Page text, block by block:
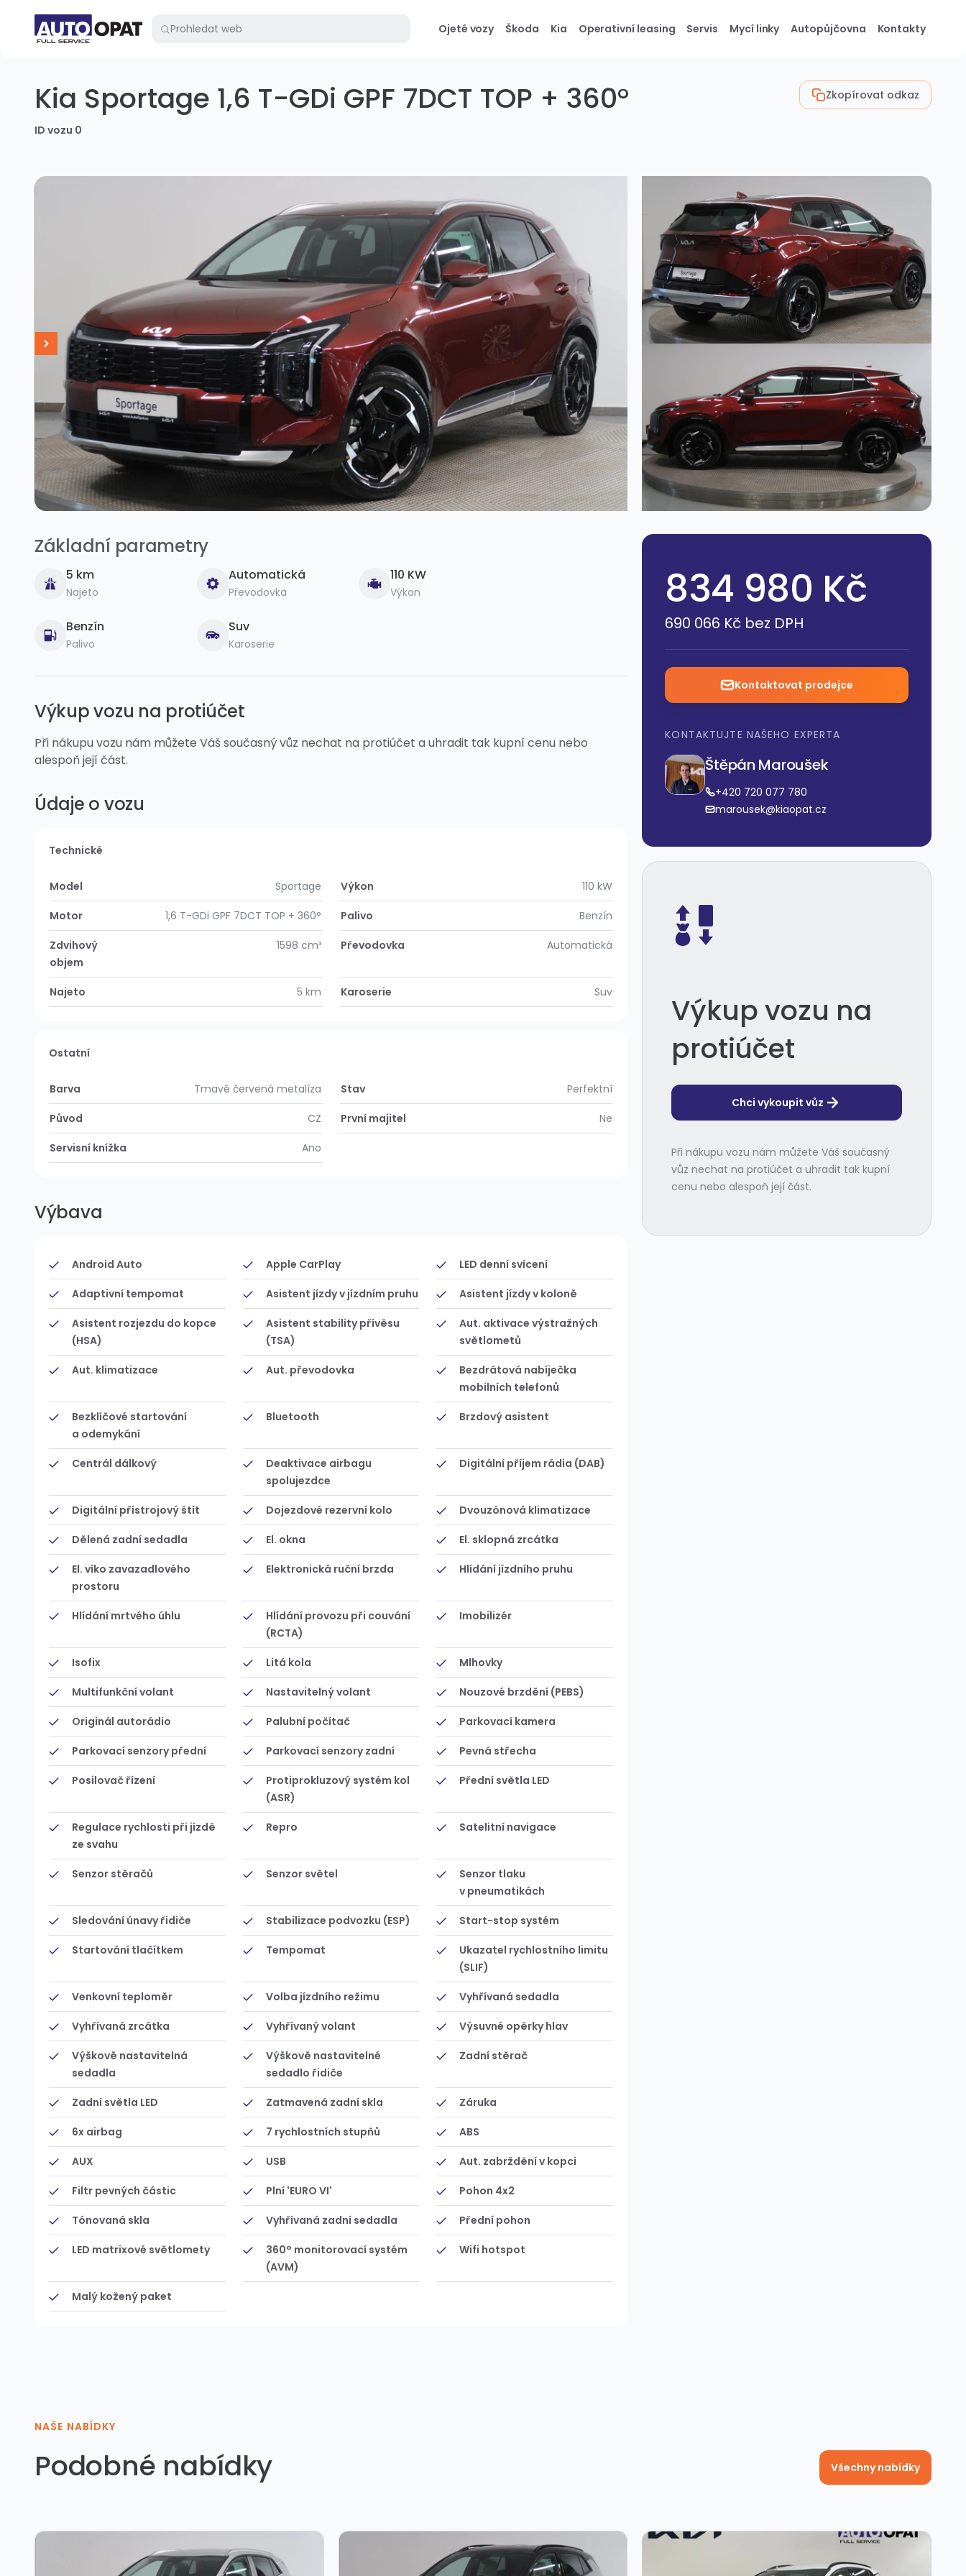
Ojeté vozy Škoda Kia Operativní leasing Servis Mycí linky Autopůjčovna Kontakty
Kia Sportage 1,6 T-GDi GPF 7DCT TOP + 360°
ID vozu 0
Zkopírovat odkaz
834 980 Kč
690 066 Kč bez DPH
Kontaktovat prodejce
KONTAKTUJTE NAŠEHO EXPERTA
Štěpán Maroušek
+420 720 077 780
marousek@kiaopat.cz
Výkup vozu na
protiúčet
Chci vykoupit vůz
Při nákupu vozu nám můžete Váš současný
vůz nechat na protiúčet a uhradit tak kupní
cenu nebo alespoň její část.
Základní parametry
5 km
Najeto
Automatická
Převodovka
110 KW
Výkon
Benzín
Palivo
Suv
Karoserie
Výkup vozu na protiúčet
Při nákupu vozu nám můžete Váš současný vůz nechat na protiúčet a uhradit tak kupní cenu nebo
alespoň její část.
Údaje o vozu
Technické
Model Sportage Výkon 110 kW
Motor 1,6 T-GDi GPF 7DCT TOP + 360° Palivo Benzín
Zdvihový
objem
1598 cm³ Převodovka Automatická
Najeto 5 km Karoserie Suv
Ostatní
Barva Tmavě červená metalíza Stav Perfektní
Původ CZ První majitel Ne
Servisní knížka Ano
Výbava
Android Auto Apple CarPlay LED denní svícení
Adaptivní tempomat Asistent jízdy v jízdním pruhu Asistent jízdy v koloně
Asistent rozjezdu do kopce
(HSA)
Asistent stability přívěsu
(TSA)
Aut. aktivace výstražných
světlometů
Aut. klimatizace Aut. převodovka
Bezdrátová nabíječka
mobilních telefonů
Bezklíčové startování
a odemykání
Bluetooth Brzdový asistent
Centrál dálkový
Deaktivace airbagu
spolujezdce
Digitální příjem rádia (DAB)
Digitální přístrojový štít Dojezdové rezervní kolo Dvouzónová klimatizace
Dělená zadní sedadla El. okna El. sklopná zrcátka
El. víko zavazadlového
prostoru
Elektronická ruční brzda Hlídání jízdního pruhu
Hlídání mrtvého úhlu
Hlídání provozu při couvání
(RCTA)
Imobilizér
Isofix Litá kola Mlhovky
Multifunkční volant Nastavitelný volant Nouzové brzdění (PEBS)
Originál autorádio Palubní počítač Parkovací kamera
Parkovací senzory přední Parkovací senzory zadní Pevná střecha
Posilovač řízení
Protiprokluzový systém kol
(ASR)
Přední světla LED
Regulace rychlosti při jízdě
ze svahu
Repro Satelitní navigace
Senzor stěračů Senzor světel
Senzor tlaku
v pneumatikách
Sledování únavy řidiče Stabilizace podvozku (ESP) Start-stop systém
Startování tlačítkem Tempomat
Ukazatel rychlostního limitu
(SLIF)
Venkovní teploměr Volba jízdního režimu Vyhřívaná sedadla
Vyhřívaná zrcátka Vyhřívaný volant Výsuvné opěrky hlav
Výškově nastavitelná
sedadla
Výškově nastavitelné
sedadlo řidiče
Zadní stěrač
Zadní světla LED Zatmavená zadní skla Záruka
6x airbag 7 rychlostních stupňů ABS
AUX USB Aut. zabrždění v kopci
Filtr pevných částic Plní 'EURO VI' Pohon 4x2
Tónovaná skla Vyhřívaná zadní sedadla Přední pohon
LED matrixové světlomety
360° monitorovací systém
(AVM)
Wifi hotspot
Malý kožený paket
NAŠE NABÍDKY
Podobné nabídky Všechny nabídky